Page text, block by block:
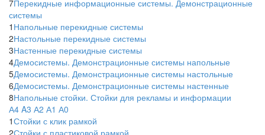
7Перекидные информационные системы. Демонстрационные
системы
1 Напольные перекидные системы
2Настольные перекидные системы
3Настенные перекидные системы
4Демосистемы. Демонстрационные системы напольные
5Демосистемы. Демонстрационные системы настольные
6Демосистемы. Демонстрационные системы настенные
8Напольные стойки. Стойки для рекламы и информации
А4 A3 А2 А1 А0
1Стойки с клик рамкой
2Стойки с пластиковой рамкой